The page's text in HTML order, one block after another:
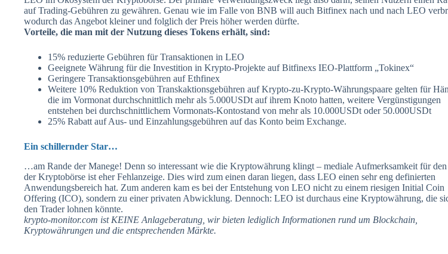
auf Trading-Gebühren zu gewähren. Genau wie im Falle von BNB will auch Bitfinex nach und nach LEO
wodurch das Angebot kleiner und folglich der Preis höher werden dürfte.
Vorteile, die man mit der Nutzung dieses Tokens erhält, sind:
15% reduzierte Gebühren für Transaktionen in LEO
Geeignete Währung für die Investition in Krypto-Projekte auf Bitfinexs IEO-Plattform „Tokinex“
Geringere Transaktionsgebühren auf Ethfinex
Weitere 10% Reduktion von Transkaktionsgebühren auf Krypto-zu-Krypto-Währungspaare gelten für
die im Vormonat durchschnittlich mehr als 5.000USDt auf ihrem Knoto hatten, weitere Vergünstigungen
entstehen bei durchschnittlichem Vormonats-Kontostand von mehr als 10.000USDt oder 50.000USDt
25% Rabatt auf Aus- und Einzahlungsgebühren auf das Konto beim Exchange.
Ein schillernder Star…
…am Rande der Manege! Denn so interessant wie die Kryptowährung klingt – mediale Aufmerksamkeit für
der Kryptobörse ist eher Fehlanzeige. Dies wird zum einen daran liegen, dass LEO einen sehr eng definierten
Anwendungsbereich hat. Zum anderen kam es bei der Entstehung von LEO nicht zu einem riesigen Initial Coin
Offering (ICO), sondern zu einer privaten Abwicklung. Dennoch: LEO ist durchaus eine Kryptowährung, die
den Trader lohnen könnte.
krypto-monitor.com ist KEINE Anlageberatung, wir bieten lediglich Informationen rund um Blockchain,
Kryptowährungen und die entsprechenden Märkte.